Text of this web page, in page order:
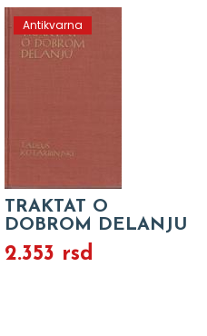
Antikvarna
TRAKTAT O
DOBROM DELANJU
2.353 rsd